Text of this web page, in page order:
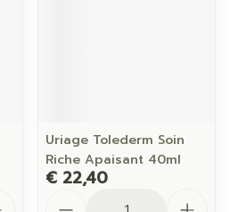
Uriage Tolederm Soin
Riche Apaisant 40ml
€ 22,40